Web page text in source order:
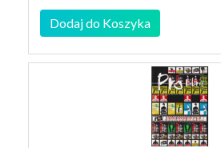
Dodaj do Koszyka